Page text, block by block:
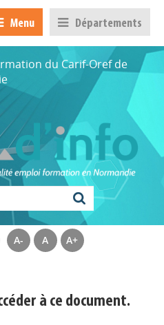
Menu Départements
du Carif-Oref de
A- A A+
à ce document.
actu !